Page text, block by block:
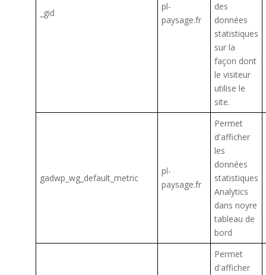
_gid
pl-
paysage.fr
des
données
statistiques
sur la
façon dont
le visiteur
utilise le
site.
gadwp_wg_default_metric
pl-
paysage.fr
Permet
d'afficher
les
données
statistiques
Analytics
dans noyre
tableau de
bord
Permet
d'afficher